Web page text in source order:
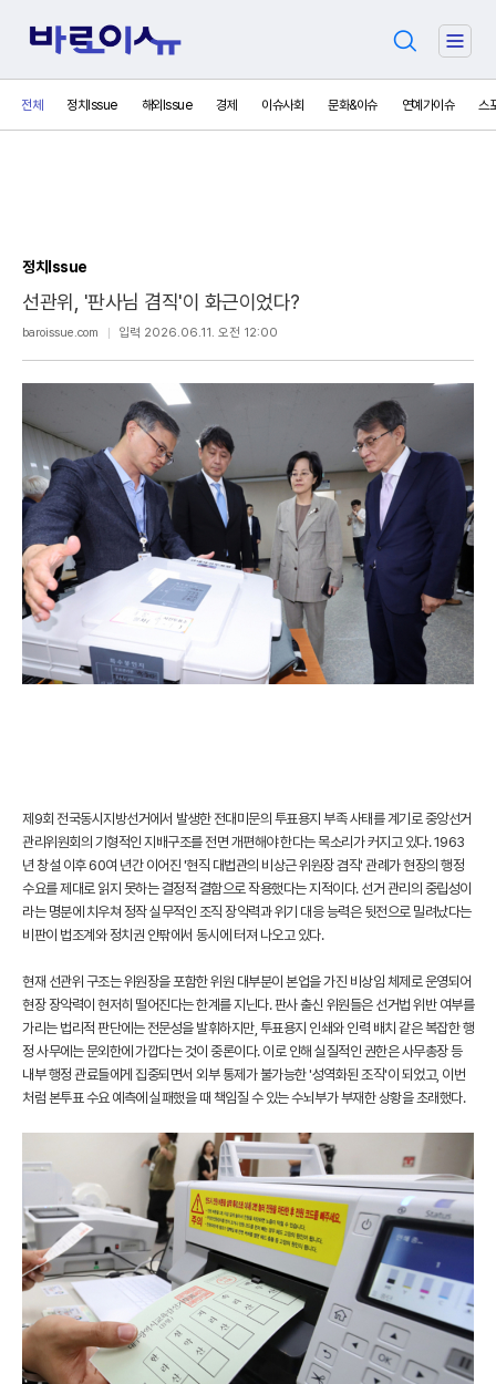
검
주
비
스
전체 정치Issue 해외Issue 경제 이슈사회 문화&이슈 연예가이슈 스
정치Issue
선관위, '판사님 겸직'이 화근이었다?
baroissue.com 입력 2026.06.11. 오전 12:00
기
제9회 전국동시지방선거에서 발생한 전대미문의 투표용지 부족 사태를 계기로 중앙선거
관리위원회의 기형적인 지배구조를 전면 개편해야 한다는 목소리가 커지고 있다. 1963
년 창설 이후 60여 년간 이어진 '현직 대법관의 비상근 위원장 겸직' 관례가 현장의 행정
수요를 제대로 읽지 못하는 결정적 결함으로 작용했다는 지적이다. 선거 관리의 중립성이
라는 명분에 치우쳐 정작 실무적인 조직 장악력과 위기 대응 능력은 뒷전으로 밀려났다는
비판이 법조계와 정치권 안팎에서 동시에 터져 나오고 있다.
현재 선관위 구조는 위원장을 포함한 위원 대부분이 본업을 가진 비상임 체제로 운영되어
현장 장악력이 현저히 떨어진다는 한계를 지닌다. 판사 출신 위원들은 선거법 위반 여부를
가리는 법리적 판단에는 전문성을 발휘하지만, 투표용지 인쇄와 인력 배치 같은 복잡한 행
정 사무에는 문외한에 가깝다는 것이 중론이다. 이로 인해 실질적인 권한은 사무총장 등
내부 행정 관료들에게 집중되면서 외부 통제가 불가능한 '성역화된 조직'이 되었고, 이번
처럼 본투표 수요 예측에 실패했을 때 책임질 수 있는 수뇌부가 부재한 상황을 초래했다.